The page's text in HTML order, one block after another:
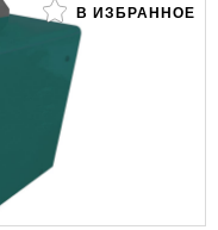
В ИЗБРАННОЕ